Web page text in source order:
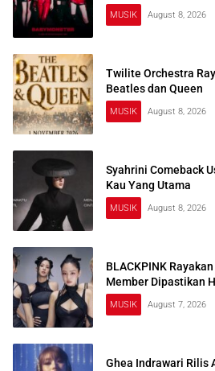
MUSIK August 8, 2026
Twilite Orchestra
Beatles dan Queen
MUSIK August 8, 2026
Syahrini Comeback
Kau Yang Utama
MUSIK August 8, 2026
BLACKPINK
Member Dipastikan
MUSIK August 7, 2026
Ghea Indrawari Rilis